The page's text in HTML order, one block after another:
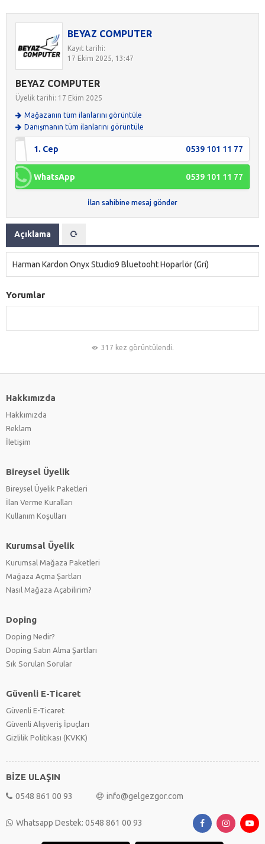
BEYAZ COMPUTER
Kayıt tarihi:
17 Ekim 2025, 13:47
BEYAZ COMPUTER
Üyelik tarihi: 17 Ekim 2025
Mağazanın tüm ilanlarını görüntüle
Danışmanın tüm ilanlarını görüntüle
1. Cep 0539 101 11 77
WhatsApp 0539 101 11 77
İlan sahibine mesaj gönder
Açıklama
Harman Kardon Onyx Studio9 Bluetooht Hoparlör (Gri)
Yorumlar
317 kez görüntülendi.
Hakkımızda
Hakkımızda
Reklam
İletişim
Bireysel Üyelik
Bireysel Üyelik Paketleri
İlan Verme Kuralları
Kullanım Koşulları
Kurumsal Üyelik
Kurumsal Mağaza Paketleri
Mağaza Açma Şartları
Nasıl Mağaza Açabilirim?
Doping
Doping Nedir?
Doping Satın Alma Şartları
Sık Sorulan Sorular
Güvenli E-Ticaret
Güvenli E-Ticaret
Güvenli Alışveriş İpuçları
Gizlilik Politikası (KVKK)
BİZE ULAŞIN
0548 861 00 93 info@gelgezgor.com
Whatsapp Destek: 0548 861 00 93